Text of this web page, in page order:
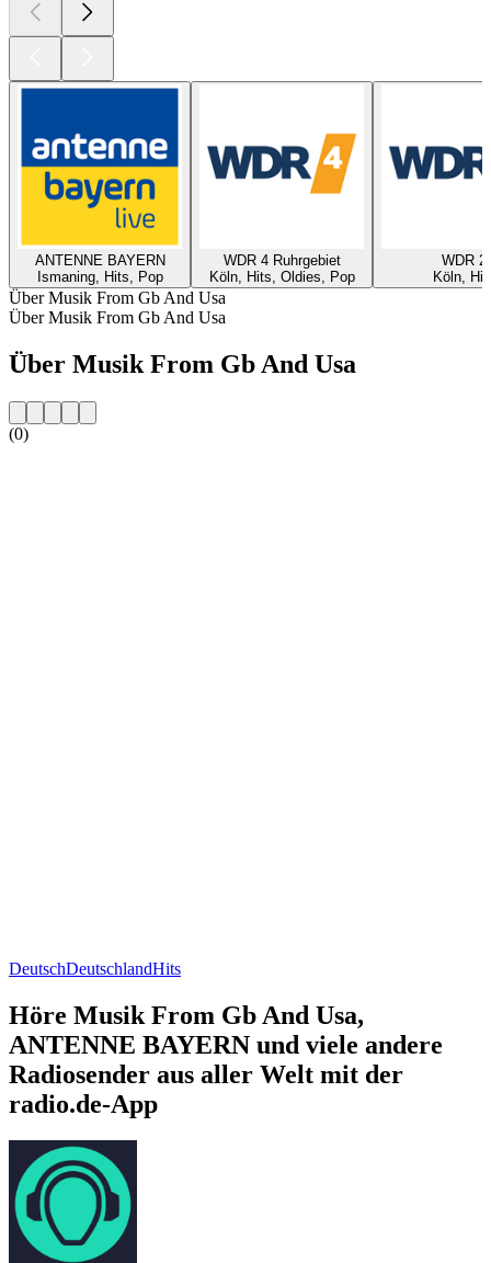
ANTENNE BAYERN
Ismaning, Hits, Pop
WDR 4 Ruhrgebiet
Köln, Hits, Oldies, Pop
WDR 2
Köln,
Über Musik From Gb And Usa
Über Musik From Gb And Usa
Über Musik From Gb And Usa
(0)
DeutschDeutschlandHits
Höre Musik From Gb And Usa,
ANTENNE BAYERN und viele andere
Radiosender aus aller Welt mit der
radio.de-App